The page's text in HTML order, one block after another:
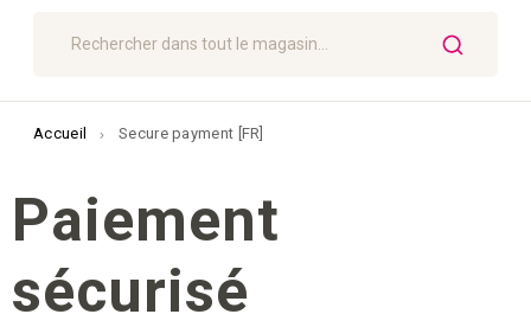
Accueil Secure payment [FR]
Paiement
sécurisé